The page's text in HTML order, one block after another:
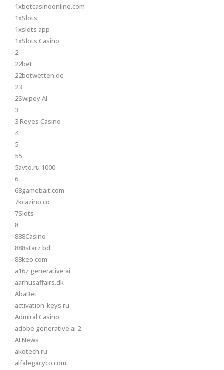
1xbetcasinoonline.com
1xSlots
1xslots app
1xSlots Casino
2
22bet
22betwetten.de
23
2Swipey AI
3
3 Reyes Casino
4
5
55
5avto.ru 1000
6
68gamebait.com
7kcazino.co
7Slots
8
888Casino
888starz bd
88keo.com
a16z generative ai
aarhusaffairs.dk
AbaBet
activation-keys.ru
Admiral Casino
adobe generative ai 2
AI News
akotech.ru
alfalegacyco.com